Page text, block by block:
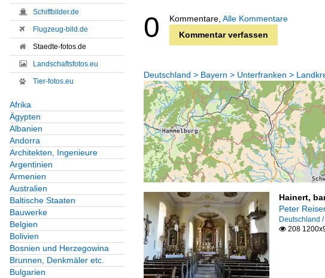
Schiffbilder.de
Flugzeug-bild.de
Staedte-fotos.de
Landschaftsfotos.eu
Tier-fotos.eu
Afrika
Ägypten
Albanien
Andorra
Architekten, Ingenieure
Argentinien
Armenien
Australien
Baltische Staaten
Bauwerke
Belgien
Bolivien
Bosnien und Herzegowina
Brunnen, Denkmäler etc.
Bulgarien
0 Kommentare, Alle Kommentare
Kommentar verfassen
Deutschland > Bayern > Unterfranken >
Hainert,
Peter
Deutschland
208